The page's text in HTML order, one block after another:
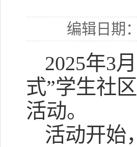
编辑日期
2025年3
式”学生社
活动。
活动开始